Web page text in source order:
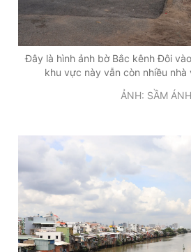
Đây là hình ảnh bờ Bắc kênh Đôi
khu vực này vẫn còn nhiều nhà
ẢNH: SẦM ÁNH